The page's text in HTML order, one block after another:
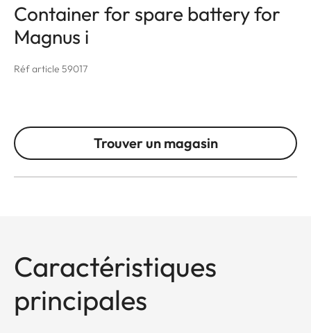
Container for spare battery for
Magnus i
Réf article 59017
Trouver un magasin
Caractéristiques
principales